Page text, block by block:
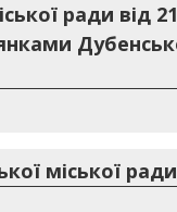
ради від
міської